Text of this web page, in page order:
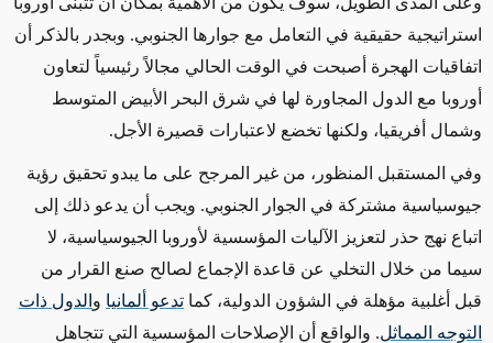
استراتيجية حقيقية في التعامل مع جوارها الجنوبي. وبجدر بالذكر أن
اتفاقيات الهجرة أصبحت في الوقت الحالي مجالاً رئيسياً لتعاون
أوروبا مع الدول المجاورة لها في شرق البحر الأبيض المتوسط
وشمال أفريقيا، ولكنها تخضع لاعتبارات قصيرة الأجل.
وفي المستقبل المنظور، من غير المرجح على ما يبدو تحقيق رؤية
جيوسياسية مشتركة في الجوار الجنوبي. ويجب أن يدعو ذلك إلى
اتباع نهج حذر لتعزيز الآليات المؤسسية لأوروبا الجيوسياسية، لا
سيما من خلال التخلي عن قاعدة الإجماع لصالح صنع القرار من
قبل أغلبية مؤهلة في الشؤون الدولية، كما تدعو ألمانيا و الدول ذات
التوجه المماثل. والواقع أن الإصلاحات المؤسسية التي تتجاهل